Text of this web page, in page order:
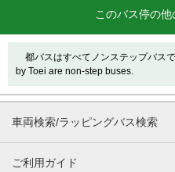
このバス停の
都バスはすべてノンステップバス
by Toei are non-step buses.
車両検索/ラッピングバス検索
ご利用ガイド